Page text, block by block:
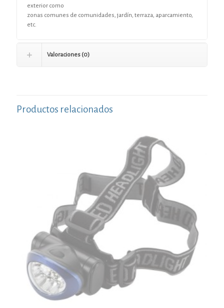
exterior como
zonas comunes de comunidades, jardín, terraza, aparcamiento,
etc.
Valoraciones (0)
Productos relacionados